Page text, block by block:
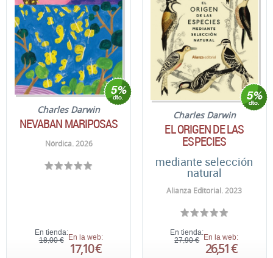
Charles Darwin
NEVABAN MARIPOSAS
Nórdica. 2026
En tienda:
18,00 € En la web:
17,10 €
Charles Darwin
EL ORIGEN DE LAS
ESPECIES
mediante selección
natural
Alianza Editorial. 2023
En tienda:
27,90 €
En la web:
26,51 €